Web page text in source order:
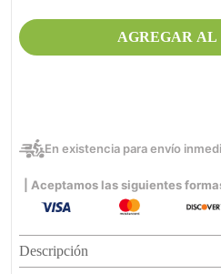
AGREGAR
En existencia para envío
| Aceptamos las siguientes
Descripción